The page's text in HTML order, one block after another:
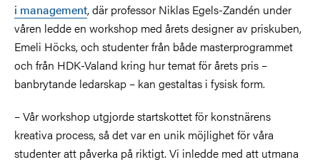
i management, där professor Niklas Egels-Zandén under
våren ledde en workshop med årets designer av priskuben,
Emeli Höcks, och studenter från både masterprogrammet
och från HDK-Valand kring hur temat för årets pris –
banbrytande ledarskap – kan gestaltas i fysisk form.
– Vår workshop utgjorde startskottet för konstnärens
kreativa process, så det var en unik möjlighet för våra
studenter att påverka på riktigt. Vi inledde med att utmana